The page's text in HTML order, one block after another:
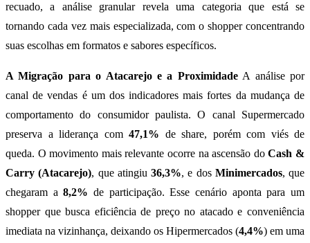
recuado, a análise granular revela uma categoria que está se
tornando cada vez mais especializada, com o shopper concentrando
suas escolhas em formatos e sabores específicos.
A Migração para o Atacarejo e a ProximidadeA análise por
canal de vendas é um dos indicadores mais fortes da mudança de
comportamento do consumidor paulista. O canal Supermercado
preserva a liderança com 47,1% de share, porém com viés de
queda. O movimento mais relevante ocorre na ascensão doCash &
Carry (Atacarejo), que atingiu 36,3%, e dos Minimercados, que
chegaram a8,2% de participação. Esse cenário aponta para um
shopper que busca eficiência de preço no atacado e conveniência
imediata na vizinhança, deixando os Hipermercados (4,4%) em uma